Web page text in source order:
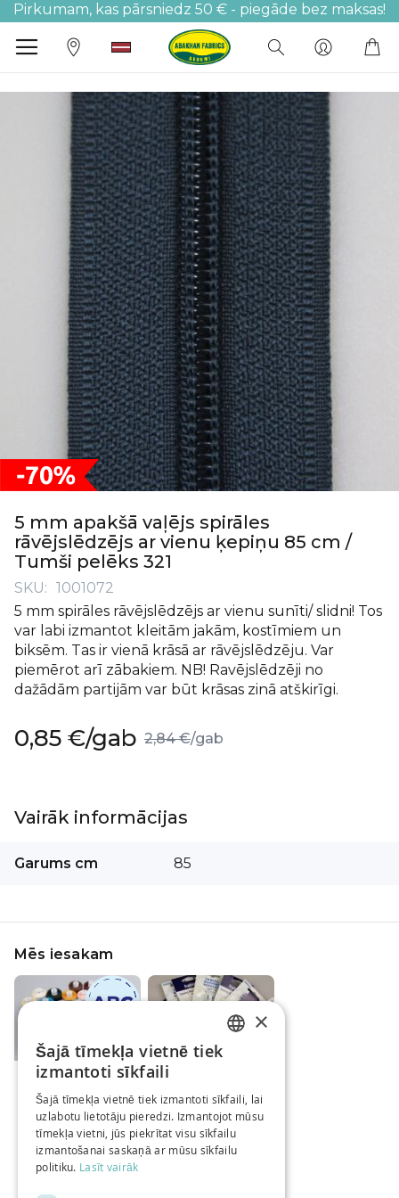
Pirkumam, kas pārsniedz 50 € - piegāde bez maksas!
5 mm apakšā vaļējs spirāles
rāvējslēdzējs ar vienu ķepiņu 85 cm /
Tumši pelēks 321
SKU
1001072
5 mm spirāles rāvējslēdzējs ar vienu sunīti/ slidni! Tos
var labi izmantot kleitām jakām, kostīmiem un
biksēm. Tas ir vienā krāsā ar rāvējslēdzēju. Var
piemērot arī zābakiem. NB! Ravējslēdzēji no
dažādām partijām var būt krāsas zinā atškirīgi.
2,84 €/gab
Īpaša
cena
0,85 €/gab
uz
galerijas
sākumu
Vairāk informācijas
informācijas
Garums cm 85
Mēs iesakam
Diegi šūšanai
MOON / Dažādi
toņi
Sākot no 2,99 €
/gab
Šujmašīnu adatas
HABICO
Sākot no 4,29 €
/gab
ENGLISH
×
Šajā tīmekļa vietnē tiek
izmantoti sīkfaili
Šajā tīmekļa vietnē tiek izmantoti sīkfaili, lai
uzlabotu lietotāju pieredzi. Izmantojot mūsu
tīmekļa vietni, jūs piekrītat visu sīkfailu
izmantošanai saskaņā ar mūsu sīkfailu
politiku. Lasīt vairāk